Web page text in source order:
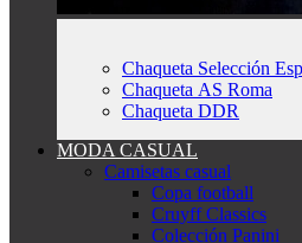
Chaqueta Selección
Chaqueta AS Roma
Chaqueta DDR
MODA CASUAL
Camisetas casual
Copa football
Cruyff Classics
Colección Panini